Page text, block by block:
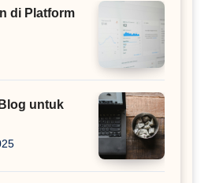
di Platform
untuk